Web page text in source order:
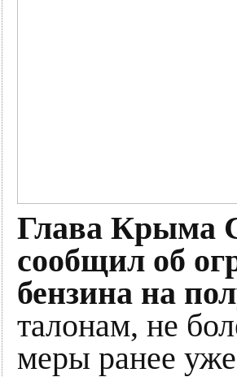
Глава Крыма
сообщил об
бензина на
талонам, не
меры ранее